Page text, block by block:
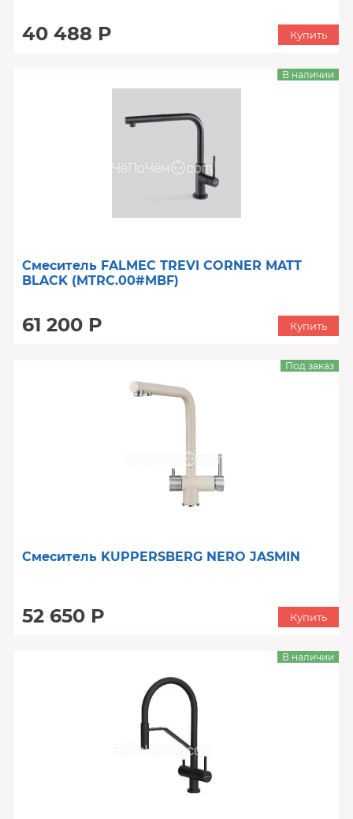
40 488 Р Купить
Смеситель FALMEC TREVI CORNER MATT
BLACK (MTRC.00#MBF)
61 200 Р
В наличии
Купить
Смеситель KUPPERSBERG NERO JASMIN
52 650 Р
Под заказ
Купить
В наличии